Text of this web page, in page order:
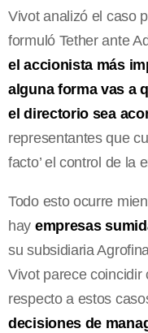
Vivot analizó el caso
formuló Tether ante
el accionista más
alguna forma vas a
el directorio sea
representantes que
facto’ el control de la
Todo esto ocurre
hay empresas
su subsidiaria
Vivot parece coincidir
respecto a estos
decisiones de